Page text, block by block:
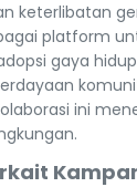
keterlibatan
platform
gaya
ini